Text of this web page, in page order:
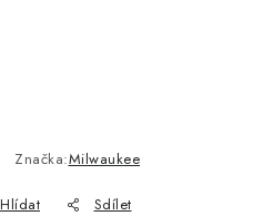
Značka:Milwaukee
Hlídat Sdílet